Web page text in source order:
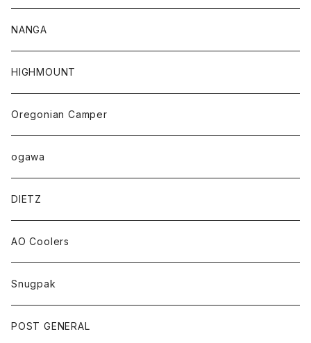
NANGA
HIGHMOUNT
Oregonian Camper
ogawa
DIETZ
AO Coolers
Snugpak
POST GENERAL